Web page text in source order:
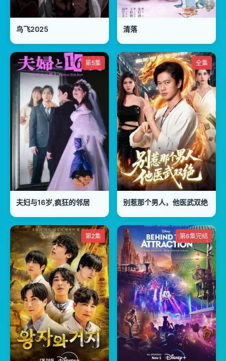
鸟飞2025 清落
第5集
夫妇与16岁,疯狂的邻居
全集
别惹那个男人，他医武双绝
第2集 第6集完结